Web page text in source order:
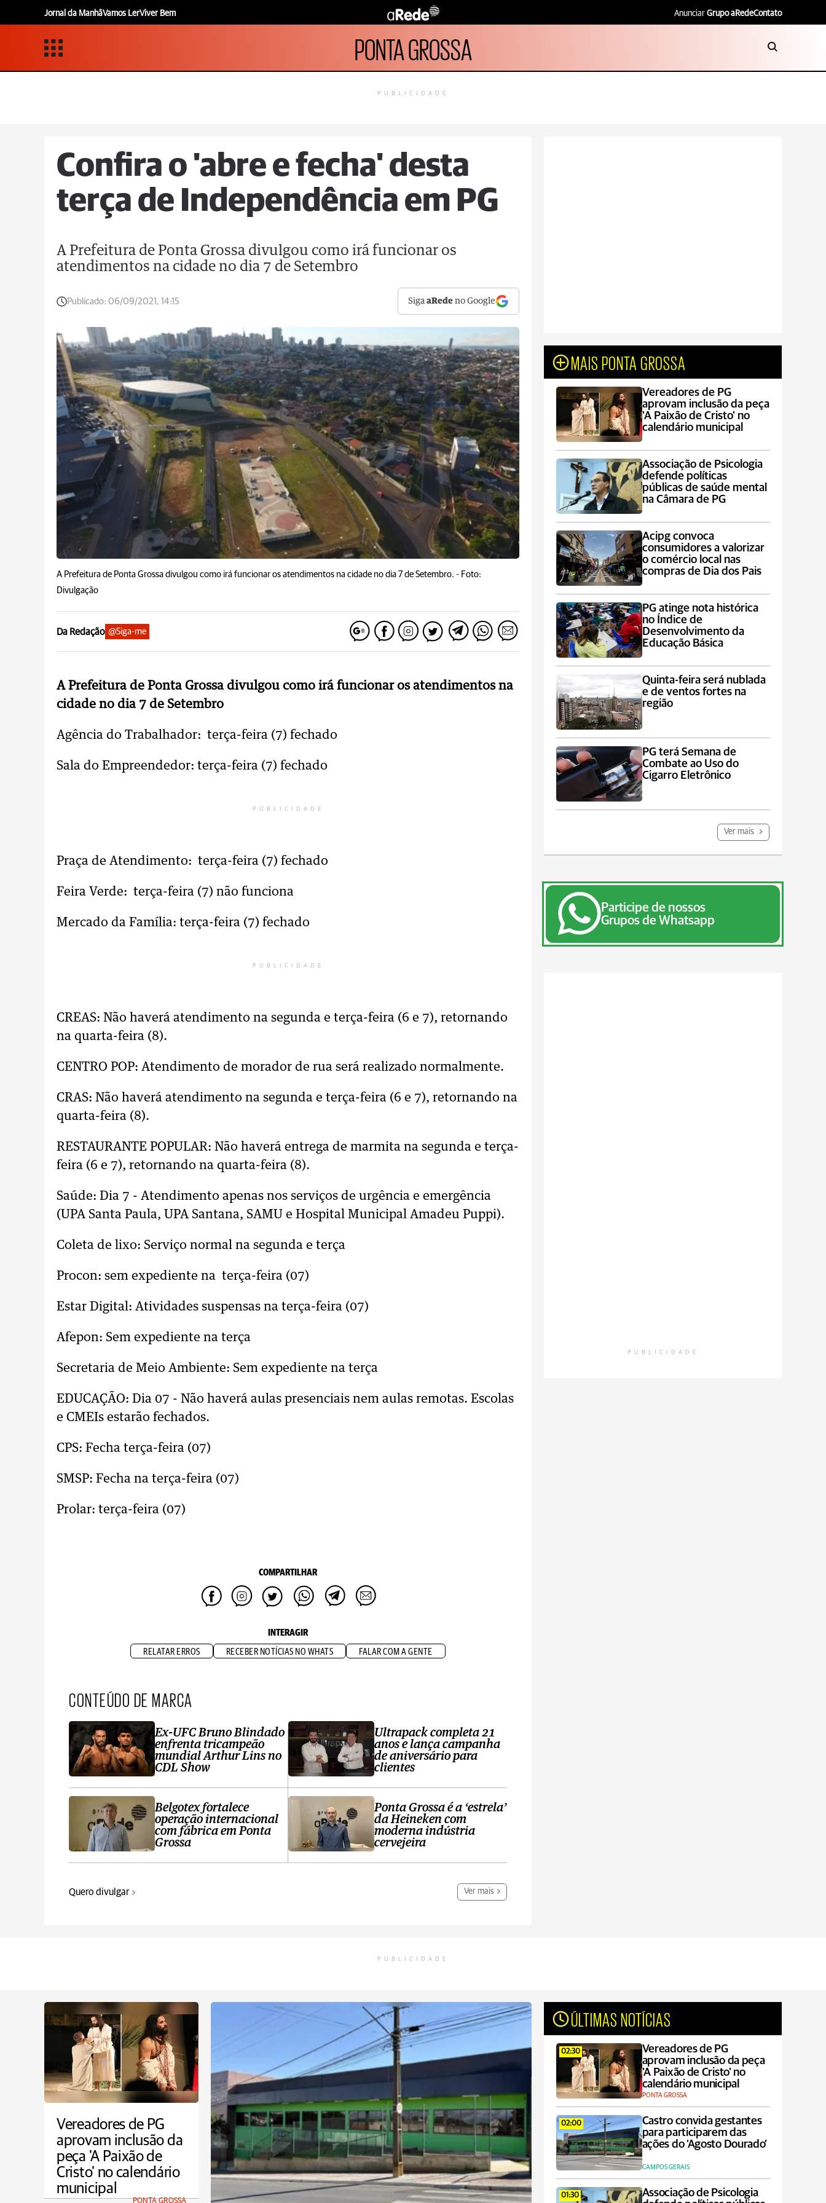
Jornal da ManhãVamos LerViver Bem Anunciar Grupo aRedeContato
PONTA GROSSA
PUBLICIDADE
Confira o 'abre e fecha' desta
terça de Independência em PG
A Prefeitura de Ponta Grossa divulgou como irá funcionar os
atendimentos na cidade no dia 7 de Setembro
Publicado: 06/09/2021, 14:15 SigaaRede no Google
A Prefeitura de Ponta Grossa divulgou como irá funcionar os atendimentos na cidade no dia 7 de Setembro. - Foto:
Divulgação
Da Redação @Siga-me
A Prefeitura de Ponta Grossa divulgou como irá funcionar os atendimentos na
cidade no dia 7 de Setembro
Agência do Trabalhador: terça-feira (7) fechado
Sala do Empreendedor: terça-feira (7) fechado
PUBLICIDADE
Praça de Atendimento: terça-feira (7) fechado
Feira Verde: terça-feira (7) não funciona
Mercado da Família: terça-feira (7) fechado
PUBLICIDADE
CREAS: Não haverá atendimento na segunda e terça-feira (6 e 7), retornando
na quarta-feira (8).
CENTRO POP: Atendimento de morador de rua será realizado normalmente.
CRAS: Não haverá atendimento na segunda e terça-feira (6 e 7), retornando na
quarta-feira (8).
RESTAURANTE POPULAR: Não haverá entrega de marmita na segunda e terça-
feira (6 e 7), retornando na quarta-feira (8).
Saúde: Dia 7 - Atendimento apenas nos serviços de urgência e emergência
(UPA Santa Paula, UPA Santana, SAMU e Hospital Municipal Amadeu Puppi).
Coleta de lixo: Serviço normal na segunda e terça
Procon: sem expediente na terça-feira (07)
Estar Digital: Atividades suspensas na terça-feira (07)
Afepon: Sem expediente na terça
Secretaria de Meio Ambiente: Sem expediente na terça
EDUCAÇÃO: Dia 07 - Não haverá aulas presenciais nem aulas remotas. Escolas
e CMEIs estarão fechados.
CPS: Fecha terça-feira (07)
SMSP: Fecha na terça-feira (07)
Prolar: terça-feira (07)
COMPARTILHAR
INTERAGIR
RELATAR ERROS RECEBER NOTÍCIAS NO WHATS FALAR COM A GENTE
CONTEÚDO DE MARCA
Ex-UFC Bruno Blindado
enfrenta tricampeão
mundial Arthur Lins no
CDL Show
Belgotex fortalece
operação internacional
com fábrica em Ponta
Grossa
Ultrapack completa 21
anos e lança campanha
de aniversário para
clientes
Ponta Grossa é a ‘estrela’
da Heineken com
moderna indústria
cervejeira
Quero divulgar Ver mais
MAIS PONTA GROSSA
Vereadores de PG
aprovam inclusão da peça
'A Paixão de Cristo' no
calendário municipal
Associação de Psicologia
defende políticas
públicas de saúde mental
na Câmara de PG
Acipg convoca
consumidores a valorizar
o comércio local nas
compras de Dia dos Pais
PG atinge nota histórica
no Índice de
Desenvolvimento da
Educação Básica
Quinta-feira será nublada
e de ventos fortes na
região
PG terá Semana de
Combate ao Uso do
Cigarro Eletrônico
Ver mais
Participe de nossos
Grupos de Whatsapp
PUBLICIDADE
PUBLICIDADE
Vereadores de PG
aprovam inclusão da
peça 'A Paixão de
Cristo' no calendário
municipal
PONTA GROSSA
ÚLTIMAS NOTÍCIAS
02:30
Vereadores de PG
aprovam inclusão da peça
'A Paixão de Cristo' no
calendário municipal
PONTA GROSSA
02:00
Castro convida gestantes
para participarem das
ações do ‘Agosto Dourado’
CAMPOS GERAIS
01:30
Associação de Psicologia